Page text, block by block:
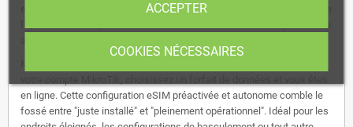
eSIM, mais vous êtes coincé dans la file d'attente du centre d'appel de
en ligne. Cette configuration eSIM préactivée et autonome comble le
fossé entre "juste installé" et "pleinement opérationnel". Idéal pour les
COOKIES NÉCESSAIRES
ACCEPTER